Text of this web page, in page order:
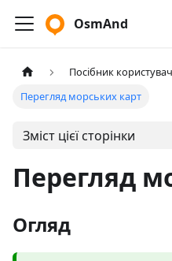
OsmAnd
Посібник
Перегляд морських карт
Зміст цієї сторінки
Перегляд
Огляд